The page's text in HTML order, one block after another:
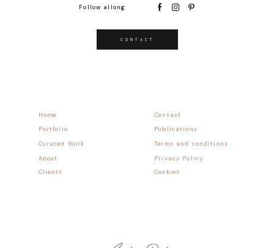
Contact
Home
Follow allong
Publications
Portfolio
Terms and conditions
Curated Work
CONTACT
Privacy Policy
About
Cookies
Clients